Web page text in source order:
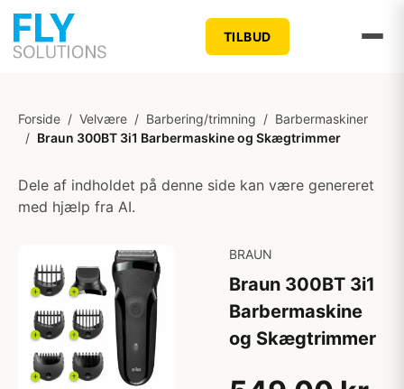
TILBUD
Forside / Velvære / Barbering/trimning / Barbermaskiner
/ Braun 300BT 3i1 Barbermaskine og Skægtrimmer
Dele af indholdet på denne side kan være genereret
med hjælp fra AI.
BRAUN
Braun 300BT 3i1
Barbermaskine
og Skægtrimmer